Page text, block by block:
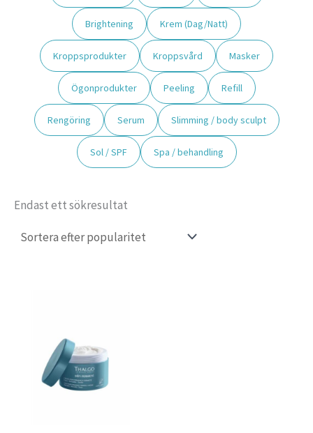
Brightening Krem (Dag/Natt)
Kroppsprodukter Kroppsvård Masker
Ögonprodukter Peeling Refill
Rengöring Serum Slimming / body sculpt
Sol / SPF Spa / behandling
Endast ett sökresultat